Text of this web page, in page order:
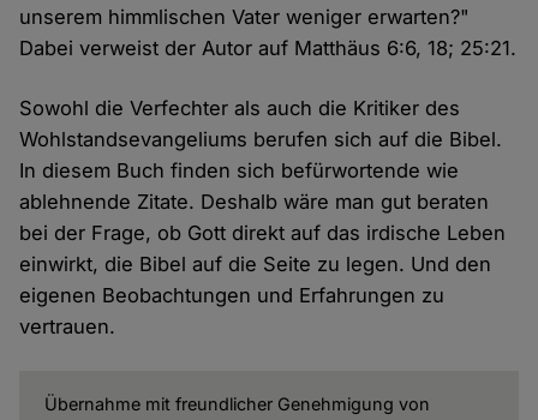
unserem himmlischen Vater weniger erwarten?"
Dabei verweist der Autor auf Matthäus 6:6, 18; 25:21.
Sowohl die Verfechter als auch die Kritiker des
Wohlstandsevangeliums berufen sich auf die Bibel.
In diesem Buch finden sich befürwortende wie
ablehnende Zitate. Deshalb wäre man gut beraten
bei der Frage, ob Gott direkt auf das irdische Leben
einwirkt, die Bibel auf die Seite zu legen. Und den
eigenen Beobachtungen und Erfahrungen zu
vertrauen.
Übernahme mit freundlicher Genehmigung von